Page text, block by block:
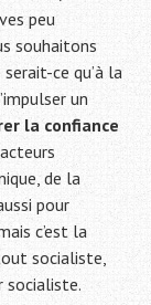
peu
souhaitons
ce qu’à la
un
la confiance
de la
pour
c’est la
socialiste,
socialiste.